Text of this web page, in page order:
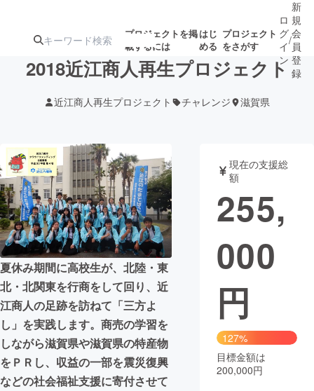
プロジェクトを掲
載するには
はじ
める
プロジェクト
をさがす
アート・写真
テクノロジー・ガジェット ゲーム・サ
映像・映画 書籍・雑誌
ビジネス・起業
まちづくり・地域活性化
CAMPFIRE for Social Good
ロ
グ
イ
ン
/
新
規
会
員
登
録
2018近江商人再生プロジェクト
近江商人再生プロジェクト チャレンジ 滋賀県
夏休み期間に高校生が、北陸・東
北・北関東を行商をして回り、近
江商人の足跡を訪ねて「三方よ
し」を実践します。商売の学習を
しながら滋賀県や滋賀県の特産物
をＰＲし、収益の一部を震災復興
などの社会福祉支援に寄付させて
現在の支援総
額
255,
000
円
127%
目標金額は
200,000円